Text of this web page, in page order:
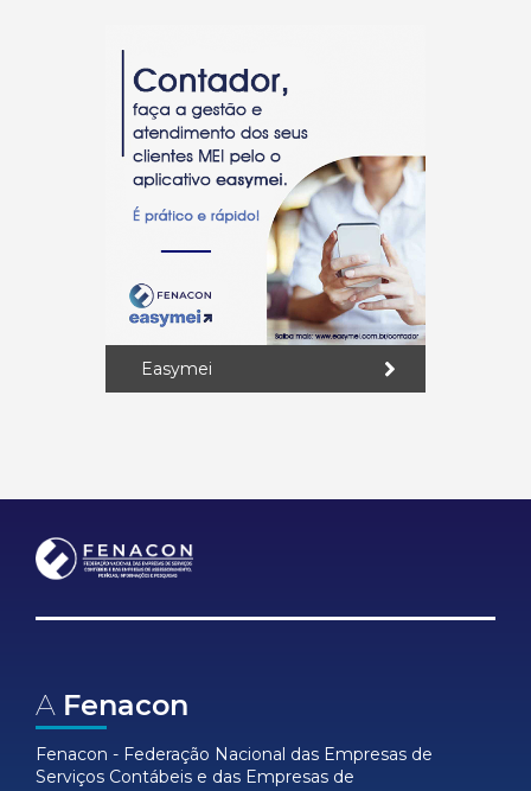
Easymei
A Fenacon
Fenacon - Federação Nacional das Empresas de
Serviços Contábeis e das Empresas de